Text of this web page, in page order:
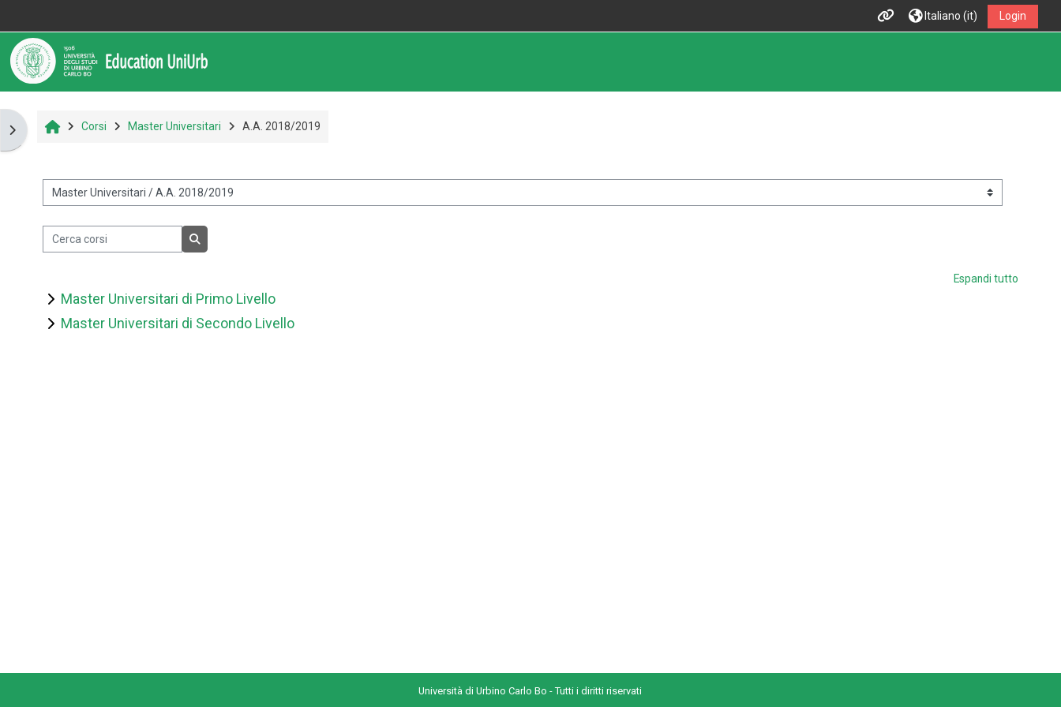
Informazioni
Assistenza
Informazioni generali
Istruzioni per docenti
Istruzioni per studenti
Portale UniUrb
Italiano ‎(it)‎ Login
Apri il cassetto del blocco
Home
Corsi Master Universitari A.A. 2018/2019
&nbsp;
Cerca corsi
Espandi tutto
Master Universitari di Primo Livello
Master Universitari di Secondo Livello
Università di Urbino Carlo Bo - Tutti i diritti riservati